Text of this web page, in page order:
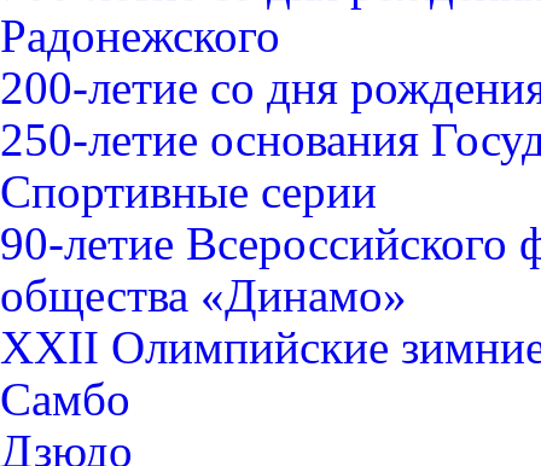
Радонежского
200-летие со дня
250-летие основания
Спортивные серии
90-летие Всероссийского
общества «Динамо»
XXII Олимпийские
Самбо
Дзюдо